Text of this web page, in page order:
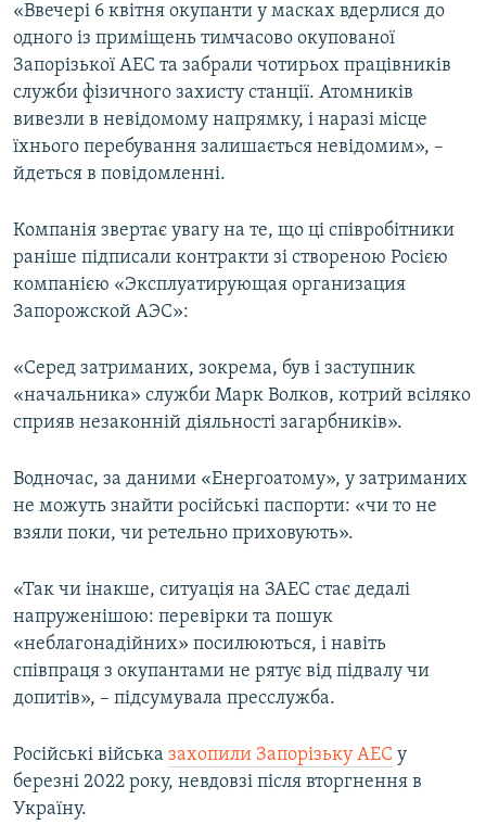
«Ввечері 6 квітня окупанти у масках вдерлися до
одного із приміщень тимчасово окупованої
Запорізької АЕС та забрали чотирьох працівників
служби фізичного захисту станції. Атомників
вивезли в невідомому напрямку, і наразі місце
їхнього перебування залишається невідомим», –
йдеться в повідомленні.
Компанія звертає увагу на те, що ці співробітники
раніше підписали контракти зі створеною Росією
компанією «Эксплуатирующая организация
Запорожской АЭС»:
«Серед затриманих, зокрема, був і заступник
«начальника» служби Марк Волков, котрий всіляко
сприяв незаконній діяльності загарбників».
Водночас, за даними «Енергоатому», у затриманих
не можуть знайти російські паспорти: «чи то не
взяли поки, чи ретельно приховують».
«Так чи інакше, ситуація на ЗАЕС стає дедалі
напруженішою: перевірки та пошук
«неблагонадійних» посилюються, і навіть
співпраця з окупантами не рятує від підвалу чи
допитів», – підсумувала пресслужба.
Російські війська захопили Запорізьку АЕС у
березні 2022 року, невдовзі після вторгнення в
Україну.